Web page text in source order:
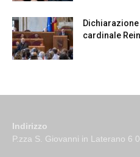
Dichiarazione
cardinale
Indirizzo
P.zza S. Giovanni in Laterano 6